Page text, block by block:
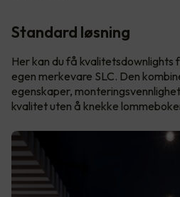
Standard løsning
Her kan du få kvalitetsdownlights
egen merkevare SLC. Den
egenskaper,
kvalitet uten å knekke